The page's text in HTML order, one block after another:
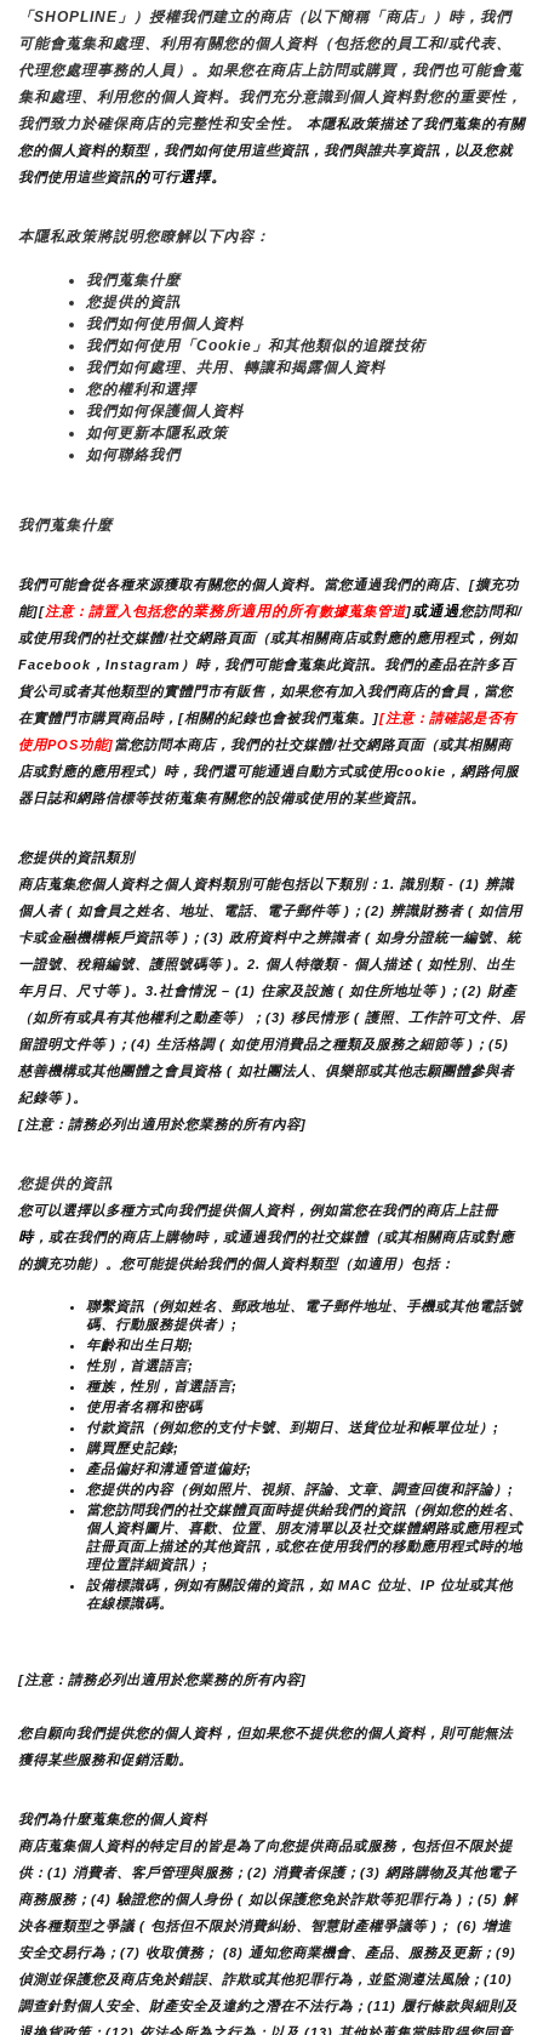
「SHOPLINE」）授權我們建立的商店（以下簡稱「商店」）時，我們
可能會蒐集和處理、利用有關您的個人資料（包括您的員工和/或代表、
代理您處理事務的人員）。如果您在商店上訪問或購買，我們也可能會蒐
集和處理、利用您的個人資料。我們充分意識到個人資料對您的重要性，
我們致力於確保商店的完整性和安全性。
本隱私政策描述了我們蒐集的有關
您的個人資料的類型，我們如何使用這些資訊，我們與誰共享資訊，以及您就
我們使用這些資訊的可行選擇。
本隱私政策將説明您瞭解以下內容：
我們蒐集什麼
您提供的資訊
我們如何使用個人資料
我們如何使用「Cookie」和其他類似的追蹤技術
我們如何處理、共用、轉讓和揭露個人資料
您的權利和選擇
我們如何保護個人資料
如何更新本隱私政策
如何聯絡我們
我們蒐集什麼
我們可能會從各種來源獲取有關您的個人資料。當您通過我們的商店、[擴充功
能][注意：請置入包括您的業務所適用的所有數據蒐集管道]或通過您訪問和/
或使用我們的社交媒體/社交網路頁面（或其相關商店或對應的應用程式，例如
Facebook，Instagram）時，我們可能會蒐集此資訊。我們的產品在許多百
貨公司或者其他類型的實體門市有販售，如果您有加入我們商店的會員，當您
在實體門市購買商品時，[相關的紀錄也會被我們蒐集。][注意：請確認是否有
使用POS功能]當您訪問本商店，我們的社交媒體/社交網路頁面（或其相關商
店或對應的應用程式）時，我們還可能通過自動方式或使用cookie，網路伺服
器日誌和網路信標等技術蒐集有關您的設備或使用的某些資訊。
您提供的資訊類別
商店蒐集您個人資料之個人資料類別可能包括以下類別：1. 識別類 - (1) 辨識
個人者 ( 如會員之姓名、地址、電話、電子郵件等 )；(2) 辨識財務者 ( 如信用
卡或金融機構帳戶資訊等 )；(3) 政府資料中之辨識者 ( 如身分證統一編號、統
一證號、稅籍編號、護照號碼等 )。2. 個人特徵類 - 個人描述 ( 如性別、出生
年月日、尺寸等 )。3.社會情況 – (1) 住家及設施 ( 如住所地址等 )；(2) 財產
（如所有或具有其他權利之動產等）；(3) 移民情形 ( 護照、工作許可文件、居
留證明文件等 )；(4) 生活格調 ( 如使用消費品之種類及服務之細節等 )；(5)
慈善機構或其他團體之會員資格 ( 如社團法人、俱樂部或其他志願團體參與者
紀錄等 )。
[注意：請務必列出適用於您業務的所有內容]
您提供的資訊
您可以選擇以多種方式向我們提供個人資料，例如當您在我們的商店上註冊
時，或在我們的商店上購物時，或通過我們的社交媒體（或其相關商店或對應
的擴充功能）。您可能提供給我們的個人資料類型（如適用）包括：
聯繫資訊（例如姓名、郵政地址、電子郵件地址、手機或其他電話號
碼、行動服務提供者）;
年齡和出生日期;
性別，首選語言;
種族，性別，首選語言;
使用者名稱和密碼
付款資訊（例如您的支付卡號、到期日、送貨位址和帳單位址）;
購買歷史記錄;
產品偏好和溝通管道偏好;
您提供的內容（例如照片、視頻、評論、文章、調查回復和評論）;
當您訪問我們的社交媒體頁面時提供給我們的資訊（例如您的姓名、
個人資料圖片、喜歡、位置、朋友清單以及社交媒體網路或應用程式
註冊頁面上描述的其他資訊，或您在使用我們的移動應用程式時的地
理位置詳細資訊）;
設備標識碼，例如有關設備的資訊，如 MAC 位址、IP 位址或其他
在線標識碼。
[注意：請務必列出適用於您業務的所有內容]
您自願向我們提供您的個人資料，但如果您不提供您的個人資料，則可能無法
獲得某些服務和促銷活動。
我們為什麼蒐集您的個人資料
商店蒐集個人資料的特定目的皆是為了向您提供商品或服務，包括但不限於提
供：(1) 消費者、客戶管理與服務；(2) 消費者保護；(3) 網路購物及其他電子
商務服務；(4) 驗證您的個人身份 ( 如以保護您免於詐欺等犯罪行為 )；(5) 解
決各種類型之爭議 ( 包括但不限於消費糾紛、智慧財產權爭議等 )； (6) 增進
安全交易行為；(7) 收取債務； (8) 通知您商業機會、產品、服務及更新；(9)
偵測並保護您及商店免於錯誤、詐欺或其他犯罪行為，並監測遵法風險；(10)
調查針對個人安全、財產安全及違約之潛在不法行為；(11) 履行條款與細則及